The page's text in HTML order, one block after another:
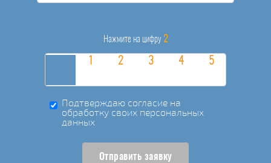
Нажмите на цифру 2
Подтверждаю согласие на
обработку своих персональных
данных
Отправить заявку